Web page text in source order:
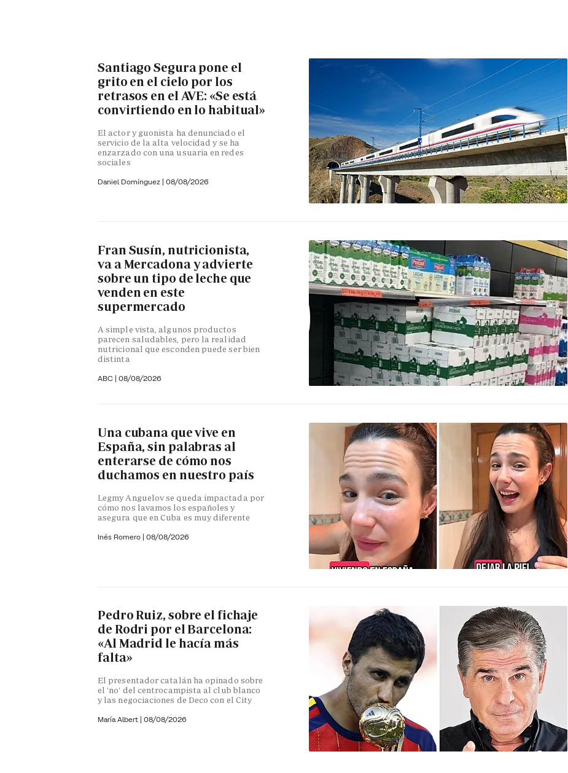
Santiago Segura pone el
grito en el cielo por los
retrasos en el AVE: «Se está
convirtiendo en lo habitual»
El actor y guonista ha denunciado el
servicio de la alta velocidad y se ha
enzarzado con una usuaria en redes
sociales
Daniel Domínguez | 08/08/2026
Fran Susín, nutricionista,
va a Mercadona y advierte
sobre un tipo de leche que
venden en este
supermercado
A simple vista, algunos productos
parecen saludables, pero la realidad
nutricional que esconden puede ser bien
distinta
ABC | 08/08/2026
Una cubana que vive en
España, sin palabras al
enterarse de cómo nos
duchamos en nuestro país
Legmy Anguelov se queda impactada por
cómo nos lavamos los españoles y
asegura que en Cuba es muy diferente
Inés Romero | 08/08/2026
Pedro Ruiz, sobre el fichaje
de Rodri por el Barcelona:
«Al Madrid le hacía más
falta»
El presentador catalán ha opinado sobre
el 'no' del centrocampista al club blanco
y las negociaciones de Deco con el City
María Albert | 08/08/2026